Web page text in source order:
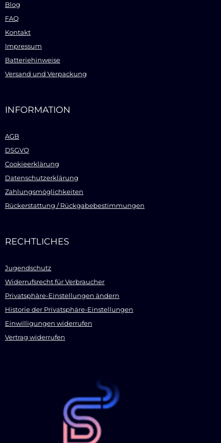
Blog
FAQ
Kontakt
Impressum
Batteriehinweise
Versand und Verpackung
INFORMATION
AGB
DSGVO
Cookieerklärung
Datenschutzerklärung
Zahlungsmöglichkeiten
Rückerstattung / Rückgabebestimmungen
RECHTLICHES
Jugendschutz
Widerrufsrecht für Verbraucher
Privatsphäre-Einstellungen ändern
Historie der Privatsphäre-Einstellungen
Einwilligungen widerrufen
Vertrag widerrufen